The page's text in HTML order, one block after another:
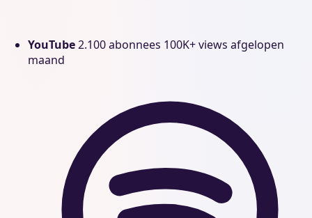
YouTube2.100 abonnees 100K+ views afgelopen
maand